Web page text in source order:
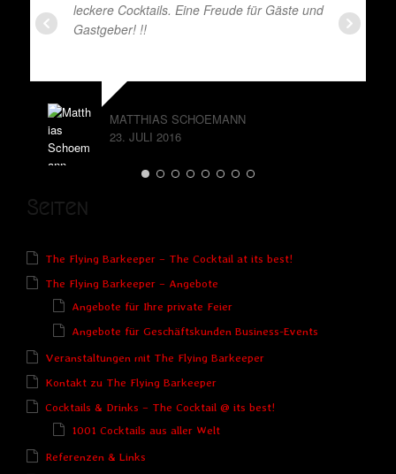
leckere Cocktails. Eine Freude für Gäste und
Gastgeber! !!
MATTHIAS SCHOEMANN
23. JULI 2016
Seiten
The Flying Barkeeper – The Cocktail at its best!
The Flying Barkeeper – Angebote
Angebote für Ihre private Feier
Angebote für Geschäftskunden Business-Events
Veranstaltungen mit The Flying Barkeeper
Kontakt zu The Flying Barkeeper
Cocktails & Drinks – The Cocktail @ its best!
1001 Cocktails aus aller Welt
Referenzen & Links